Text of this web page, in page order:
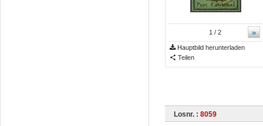
»
1 / 2
Hauptbild herunterladen
Teilen
Losnr. : 8059